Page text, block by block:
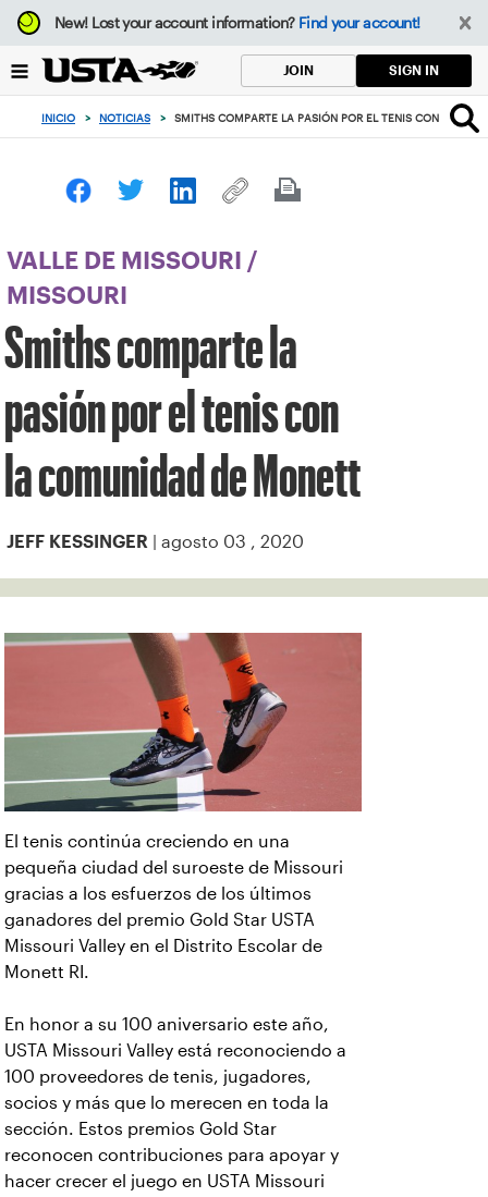
Enfoque
desde
botón
volver
principio
New!Lost your account information? Find your account!
JOIN SIGN IN
INICIO > NOTICIAS > SMITHS COMPARTE LA PASIÓN POR EL TENIS CON LA
VALLE DE MISSOURI
/
MISSOURI
Smiths comparte la
pasión por el tenis con
la comunidad de Monett
JEFF KESSINGER | agosto 03 , 2020
El tenis continúa creciendo en una
pequeña ciudad del suroeste de Missouri
gracias a los esfuerzos de los últimos
ganadores del premio Gold Star USTA
Missouri Valley en el Distrito Escolar de
Monett RI.
En honor a su 100 aniversario este año,
USTA Missouri Valley está reconociendo a
100 proveedores de tenis, jugadores,
socios y más que lo merecen en toda la
sección. Estos premios Gold Star
reconocen contribuciones para apoyar y
hacer crecer el juego en USTA Missouri